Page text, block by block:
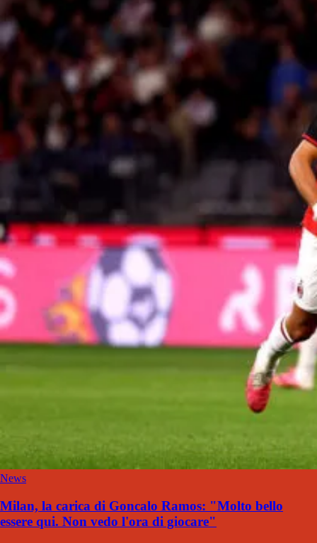
News
Milan, la carica di Goncalo Ramos: "Molto bello
essere qui. Non vedo l'ora di giocare"